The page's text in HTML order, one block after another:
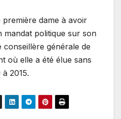
première dame à avoir
mandat politique sur son
générale de
où elle a été élue sans
2015.